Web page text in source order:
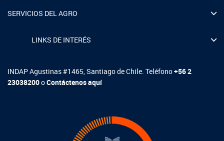
SERVICIOS DEL AGRO
LINKS DE INTERÉS
INDAP Agustinas #1465, Santiago de Chile. Teléfono+56 2
23038200oContáctenos aquí